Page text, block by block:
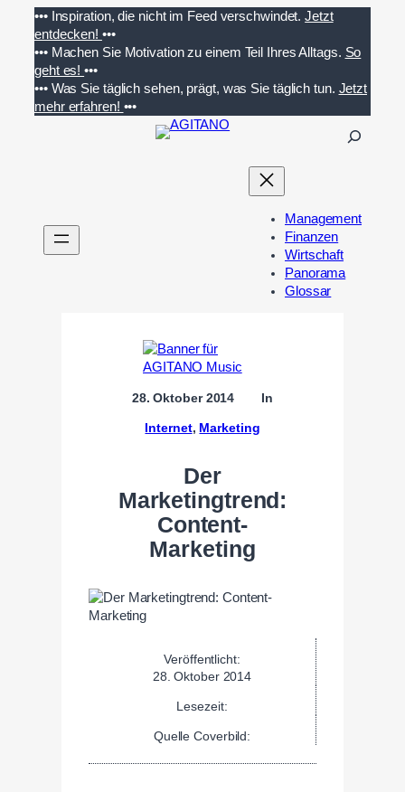
Inhalt
springen
••• Inspiration, die nicht im Feed verschwindet. Jetzt
entdecken! •••
••• Machen Sie Motivation zu einem Teil Ihres Alltags. So
geht es!•••
••• Was Sie täglich sehen, prägt, was Sie täglich tun. Jetzt
mehr erfahren! •••
n
Management
Finanzen
Wirtschaft
Panorama
Glossar
28. Oktober 2014 In
Internet, Marketing
Der
Marketingtrend:
Content-
Marketing
Veröffentlicht:
28. Oktober 2014
Lesezeit:
Quelle Coverbild: